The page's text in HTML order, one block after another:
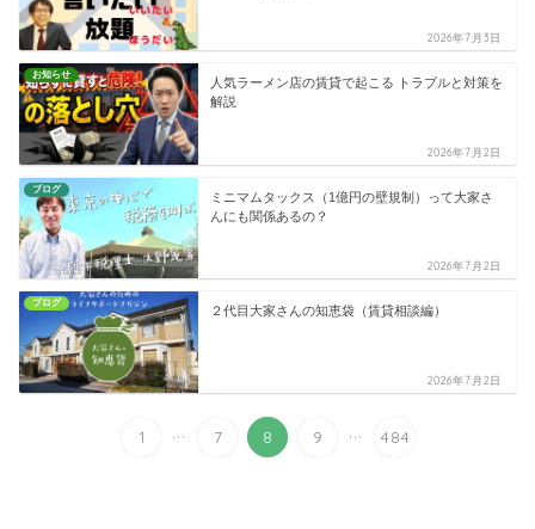
2026年7月3日
お知らせ
人気ラーメン店の賃貸で起こる トラブルと対策を
解説
2026年7月2日
ブログ
ミニマムタックス（1億円の壁規制）って大家さ
んにも関係あるの？
2026年7月2日
ブログ
２代目大家さんの知恵袋（賃貸相談編）
2026年7月2日
1 ... 7 8 9 ... 484